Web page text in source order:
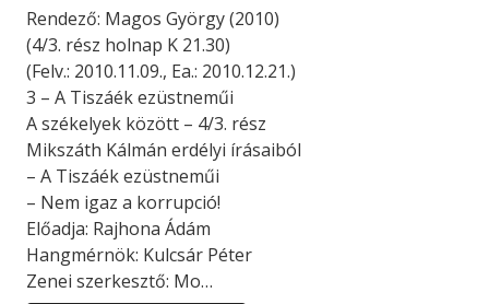
Rendező: Magos György (2010)
(4/3. rész holnap K 21.30)
(Felv.: 2010.11.09., Ea.: 2010.12.21.)
3 – A Tiszáék ezüstneműi
A székelyek között – 4/3. rész
Mikszáth Kálmán erdélyi írásaiból
– A Tiszáék ezüstneműi
– Nem igaz a korrupció!
Előadja: Rajhona Ádám
Hangmérnök: Kulcsár Péter
Zenei szerkesztő: Mo…